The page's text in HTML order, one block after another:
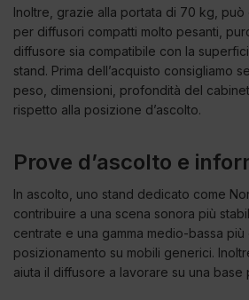
Inoltre, grazie alla portata di 70 kg,
per diffusori compatti molto pesanti,
diffusore sia compatibile con la
stand. Prima dell’acquisto consigliamo
peso, dimensioni, profondità del
rispetto alla posizione d’ascolto.
Prove d’ascolto e
In ascolto, uno stand dedicato come
contribuire a una scena sonora più
centrate e una gamma medio-bassa
posizionamento su mobili generici.
aiuta il diffusore a lavorare su una